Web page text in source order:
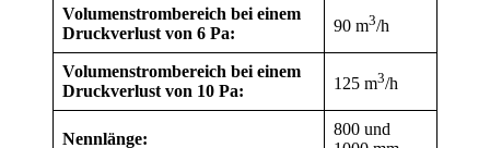
Volumenstrombereich bei einem
Druckverlust von 6 Pa:
90 m3/h
Volumenstrombereich bei einem
Druckverlust von 10 Pa:
125 m3/h
Nennlänge:
800 und